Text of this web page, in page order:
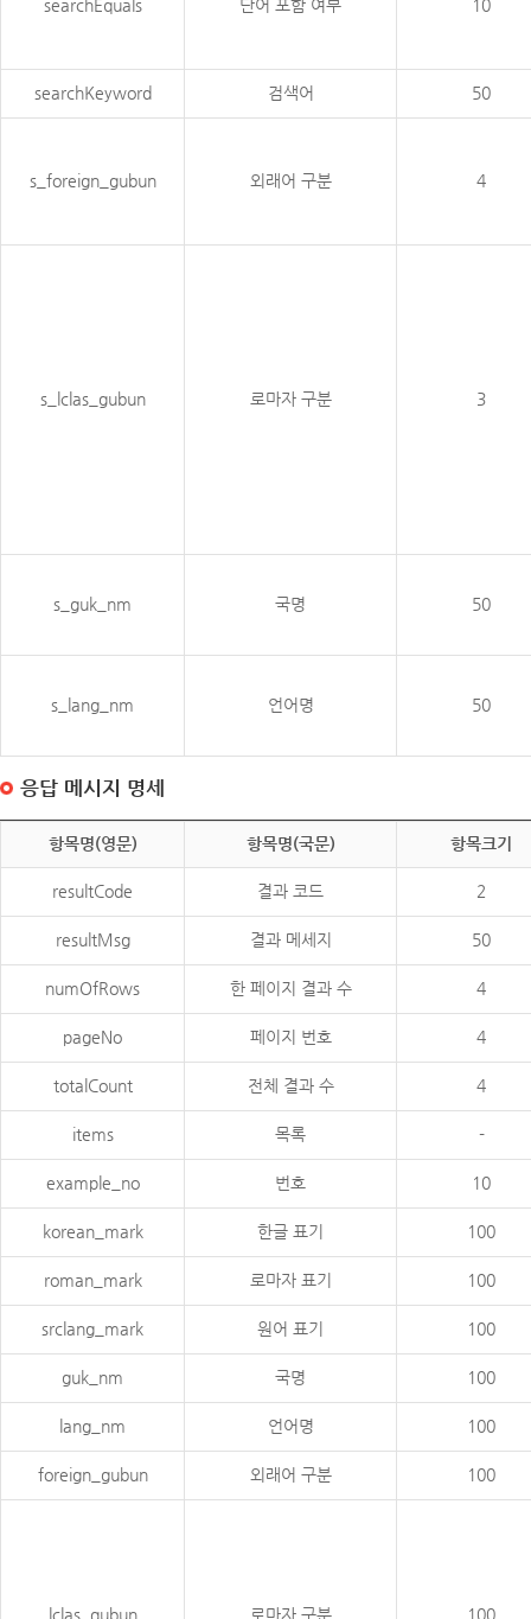
searchEquals 단어 포함 여부 10
searchKeyword 검색어 50
s_foreign_gubun 외래어 구분 4
s_lclas_gubun 로마자 구분 3
s_guk_nm 국명 50
s_lang_nm 언어명 50
응답 메시지 명세
항목명(영문) 항목명(국문) 항목크기
resultCode 결과 코드 2
resultMsg 결과 메세지 50
numOfRows 한 페이지 결과 수 4
pageNo 페이지 번호 4
totalCount 전체 결과 수 4
items 목록 -
example_no 번호 10
korean_mark 한글 표기 100
roman_mark 로마자 표기 100
srclang_mark 원어 표기 100
guk_nm 국명 100
lang_nm 언어명 100
foreign_gubun 외래어 구분 100
lclas_gubun 로마자 구분 100